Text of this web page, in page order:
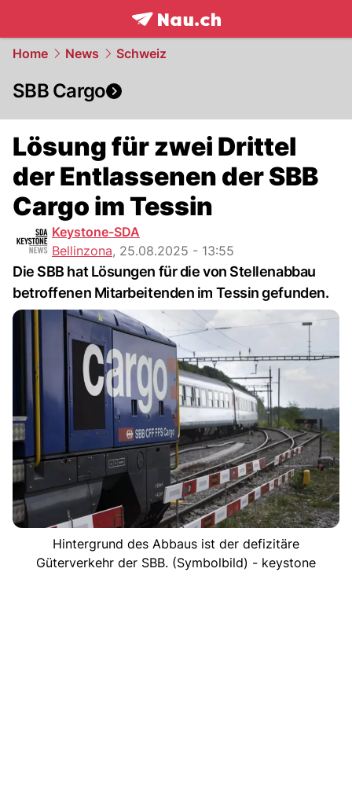
frontpage.NAU.ch
Home News Schweiz
SBB Cargo
Lösung für zwei Drittel
der Entlassenen der SBB
Cargo im Tessin
Keystone-SDA
Bellinzona, 25.08.2025 - 13:55
Die SBB hat Lösungen für die von Stellenabbau
betroffenen Mitarbeitenden im Tessin gefunden.
Hintergrund des Abbaus ist der defizitäre
Güterverkehr der SBB. (Symbolbild) - keystone